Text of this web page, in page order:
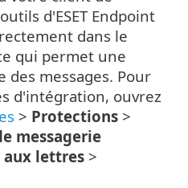
d'ESET Endpoint
dans le
qui permet une
des messages. Pour
d'intégration, ouvrez
> Protections >
messagerie
aux lettres >